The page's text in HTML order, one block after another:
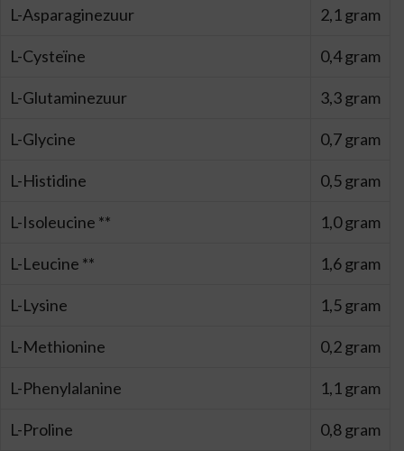
L-Asparaginezuur 2,1 gram
L-Cysteïne 0,4 gram
L-Glutaminezuur 3,3 gram
L-Glycine 0,7 gram
L-Histidine 0,5 gram
L-Isoleucine ** 1,0 gram
L-Leucine ** 1,6 gram
L-Lysine 1,5 gram
L-Methionine 0,2 gram
L-Phenylalanine 1,1 gram
L-Proline 0,8 gram